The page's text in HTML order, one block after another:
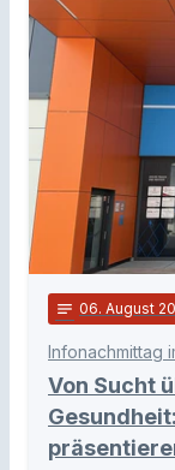
notes 06. August
Infonachmittag
Von Sucht